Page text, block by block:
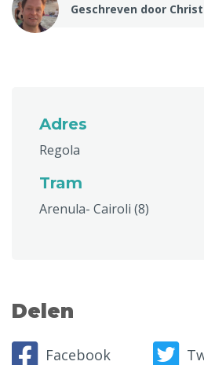
Geschreven door
Adres
Regola
Tram
Arenula- Cairoli (8)
Delen
Facebook